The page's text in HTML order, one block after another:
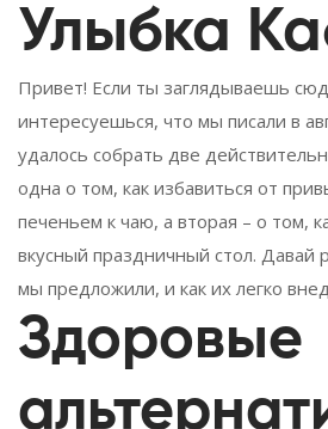
Улыбка
Привет! Если ты заглядываешь
интересуешься, что мы писали в
удалось собрать две
одна о том, как избавиться от
печеньем к чаю, а вторая – о том,
вкусный праздничный стол. Давай
мы предложили, и как их легко
Здоровые